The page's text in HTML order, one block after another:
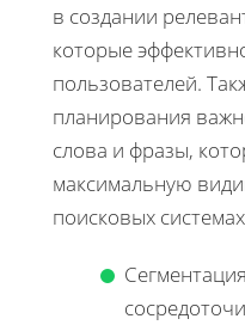
в создании
которые
пользователей.
планирования
слова и фразы,
максимальную
поисковых